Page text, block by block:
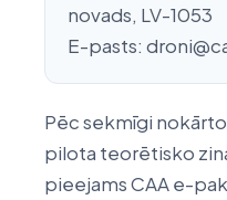
novads, LV-1053
E-pasts:
Pēc sekmīgi
pilota teorētisko
pieejams CAA e-